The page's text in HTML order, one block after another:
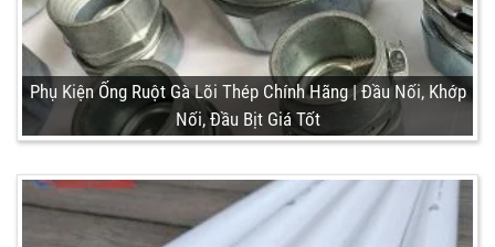
Phụ Kiện Ống Ruột Gà Lõi Thép Chính Hãng | Đầu Nối, Khớp
Nối, Đầu Bịt Giá Tốt